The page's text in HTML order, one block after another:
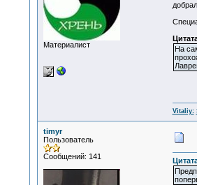
Материалист
На
Vitaliy:
timyr
Пользователь
Сообщений: 141